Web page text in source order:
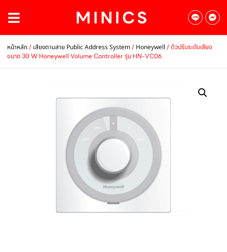
หน้าหลัก/ เสียงตามสาย Public Address System/ Honeywell / ตัวปรับระดับเสียง
ขนาด 30 W Honeywell Volume Controller รุ่น HN-VC06